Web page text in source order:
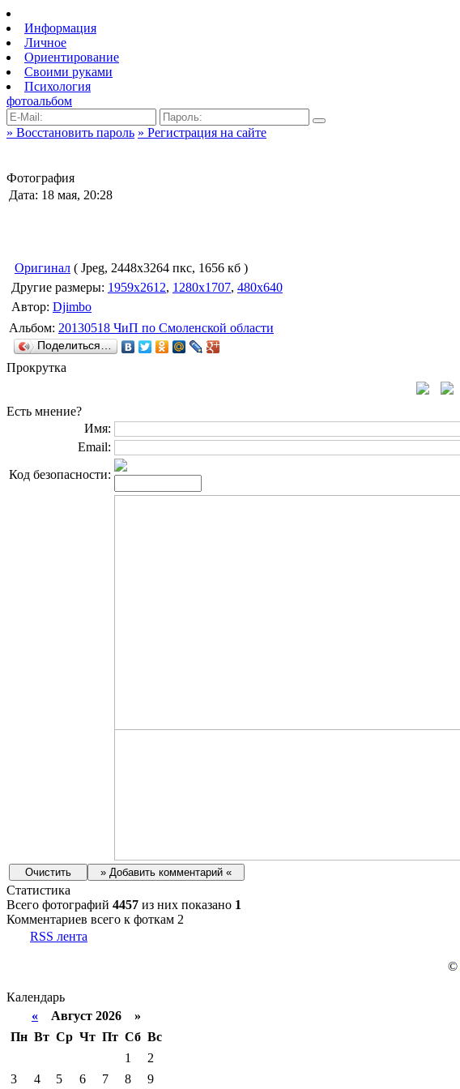
Информация
Личное
Ориентирование
Своими руками
Психология
фотоальбом
» Восстановить пароль » Регистрация на сайте
Фотография
Дата: 18 мая, 20:28
Оригинал ( Jpeg, 2448x3264 пкс, 1656 кб )
Другие размеры: 1959x2612, 1280x1707, 480x640
Автор: Djimbo
Альбом: 20130518 ЧиП по Смоленской области
Поделиться…
Прокрутка
Есть мнение?
Имя:
Email:
Код безопасности:
Статистика
Всего фотографий 4457 из них показано 1
Комментариев всего к фоткам 2
RSS лента
©
Календарь
« Август 2026 »
Пн Вт Ср Чт Пт Сб Вс
1
2
3
4 5 6 7 8 9